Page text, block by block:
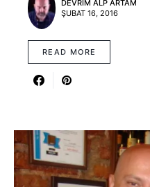
DEVRIM ALP ARTAM
ŞUBAT 16, 2016
READ MORE